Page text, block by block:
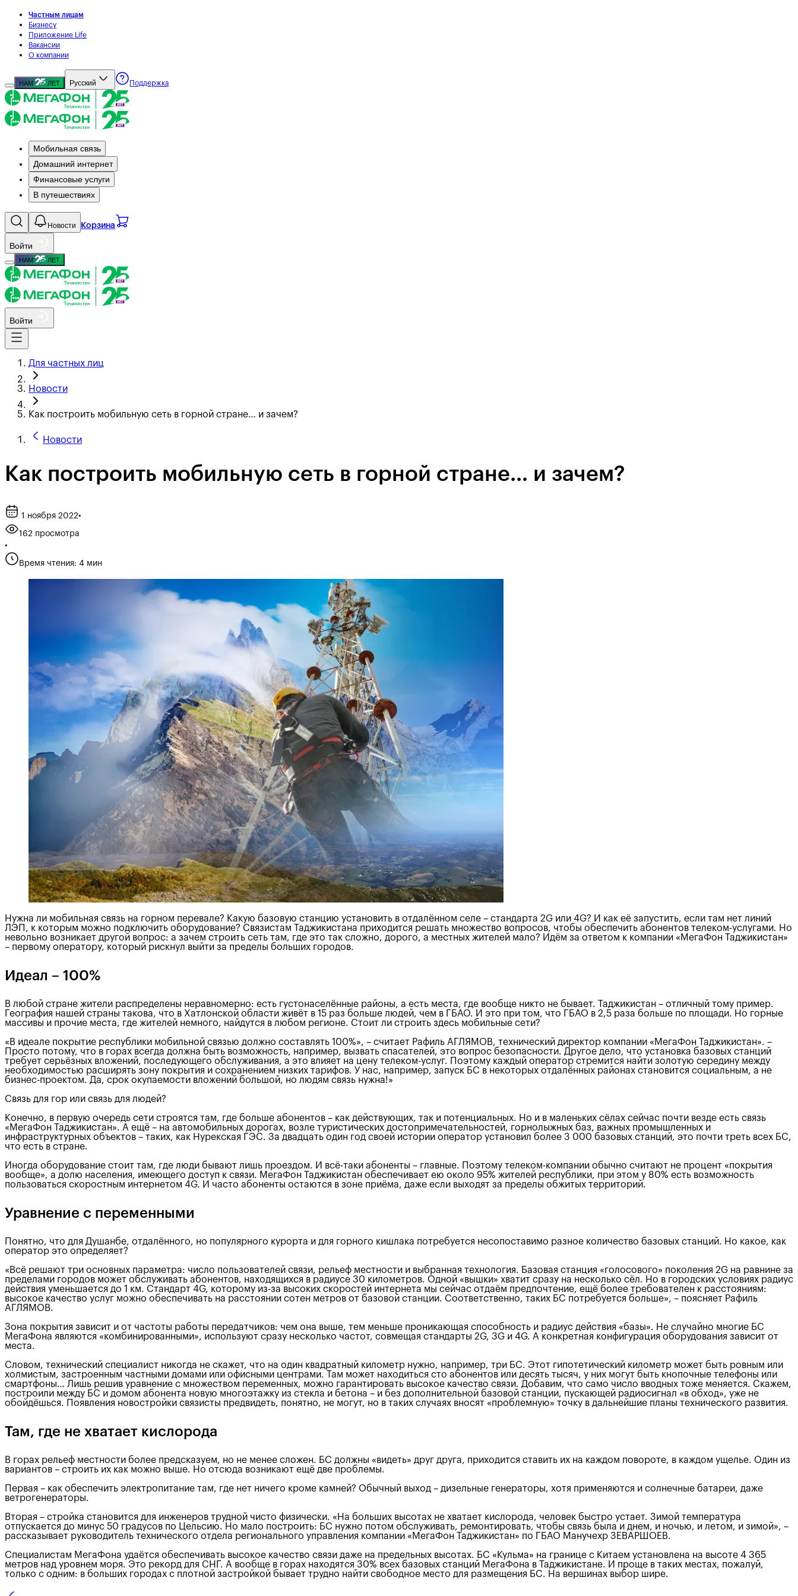
Частным лицам
Бизнесу
Приложение Life
Вакансии
О компании
НАМ ЛЕТ Русский Поддержка
Мобильная связь
Домашний интернет
Финансовые услуги
В путешествиях
Новости Корзина
Войти
НАМ ЛЕТ
Войти
Для частных лиц
Новости
Как построить мобильную сеть в горной стране… и зачем?
Новости
Как построить мобильную сеть в горной стране… и зачем?
1 ноября 2022•
162 просмотра
•
Время чтения: 4 мин
Нужна ли мобильная связь на горном перевале? Какую базовую станцию установить в отдалённом селе – стандарта 2G или 4G? И как её запустить, если там нет линий
ЛЭП, к которым можно подключить оборудование? Связистам Таджикистана приходится решать множество вопросов, чтобы обеспечить абонентов телеком-услугами. Но
невольно возникает другой вопрос: а зачем строить сеть там, где это так сложно, дорого, а местных жителей мало? Идём за ответом к компании «МегаФон Таджикистан»
– первому оператору, который рискнул выйти за пределы больших городов.
Идеал – 100%
В любой стране жители распределены неравномерно: есть густонаселённые районы, а есть места, где вообще никто не бывает. Таджикистан – отличный тому пример.
География нашей страны такова, что в Хатлонской области живёт в 15 раз больше людей, чем в ГБАО. И это при том, что ГБАО в 2,5 раза больше по площади. Но горные
массивы и прочие места, где жителей немного, найдутся в любом регионе. Стоит ли строить здесь мобильные сети?
«В идеале покрытие республики мобильной связью должно составлять 100%», – считает Рафиль АГЛЯМОВ, технический директор компании «МегаФон Таджикистан». –
Просто потому, что в горах всегда должна быть возможность, например, вызвать спасателей, это вопрос безопасности. Другое дело, что установка базовых станций
требует серьёзных вложений, последующего обслуживания, а это влияет на цену телеком-услуг. Поэтому каждый оператор стремится найти золотую середину между
необходимостью расширять зону покрытия и сохранением низких тарифов. У нас, например, запуск БС в некоторых отдалённых районах становится социальным, а не
бизнес-проектом. Да, срок окупаемости вложений большой, но людям связь нужна!»
Связь для гор или связь для людей?
Конечно, в первую очередь сети строятся там, где больше абонентов – как действующих, так и потенциальных. Но и в маленьких сёлах сейчас почти везде есть связь
«МегаФон Таджикистан». А ещё – на автомобильных дорогах, возле туристических достопримечательностей, горнолыжных баз, важных промышленных и
инфраструктурных объектов – таких, как Нурекская ГЭС. За двадцать один год своей истории оператор установил более 3 000 базовых станций, это почти треть всех БС,
что есть в стране.
Иногда оборудование стоит там, где люди бывают лишь проездом. И всё-таки абоненты – главные. Поэтому телеком-компании обычно считают не процент «покрытия
вообще», а долю населения, имеющего доступ к связи. МегаФон Таджикистан обеспечивает ею около 95% жителей республики, при этом у 80% есть возможность
пользоваться скоростным интернетом 4G. И часто абоненты остаются в зоне приёма, даже если выходят за пределы обжитых территорий.
Уравнение с переменными
Понятно, что для Душанбе, отдалённого, но популярного курорта и для горного кишлака потребуется несопоставимо разное количество базовых станций. Но какое, как
оператор это определяет?
«Всё решают три основных параметра: число пользователей связи, рельеф местности и выбранная технология. Базовая станция «голосового» поколения 2G на равнине за
пределами городов может обслуживать абонентов, находящихся в радиусе 30 километров. Одной «вышки» хватит сразу на несколько сёл. Но в городских условиях радиус
действия уменьшается до 1 км. Стандарт 4G, которому из-за высоких скоростей интернета мы сейчас отдаём предпочтение, ещё более требователен к расстояниям:
высокое качество услуг можно обеспечивать на расстоянии сотен метров от базовой станции. Соответственно, таких БС потребуется больше», – поясняет Рафиль
АГЛЯМОВ.
Зона покрытия зависит и от частоты работы передатчиков: чем она выше, тем меньше проникающая способность и радиус действия «базы». Не случайно многие БС
МегаФона являются «комбинированными», используют сразу несколько частот, совмещая стандарты 2G, 3G и 4G. А конкретная конфигурация оборудования зависит от
места.
Словом, технический специалист никогда не скажет, что на один квадратный километр нужно, например, три БС. Этот гипотетический километр может быть ровным или
холмистым, застроенным частными домами или офисными центрами. Там может находиться сто абонентов или десять тысяч, у них могут быть кнопочные телефоны или
смартфоны… Лишь решив уравнение с множеством переменных, можно гарантировать высокое качество связи. Добавим, что само число вводных тоже меняется. Скажем,
построили между БС и домом абонента новую многоэтажку из стекла и бетона – и без дополнительной базовой станции, пускающей радиосигнал «в обход», уже не
обойдёшься. Появления новостройки связисты предвидеть, понятно, не могут, но в таких случаях вносят «проблемную» точку в дальнейшие планы технического развития.
Там, где не хватает кислорода
В горах рельеф местности более предсказуем, но не менее сложен. БС должны «видеть» друг друга, приходится ставить их на каждом повороте, в каждом ущелье. Один из
вариантов – строить их как можно выше. Но отсюда возникают ещё две проблемы.
Первая – как обеспечить электропитание там, где нет ничего кроме камней? Обычный выход – дизельные генераторы, хотя применяются и солнечные батареи, даже
ветрогенераторы.
Вторая – стройка становится для инженеров трудной чисто физически. «На больших высотах не хватает кислорода, человек быстро устает. Зимой температура
отпускается до минус 50 градусов по Цельсию. Но мало построить: БС нужно потом обслуживать, ремонтировать, чтобы связь была и днем, и ночью, и летом, и зимой», –
рассказывает руководитель технического отдела регионального управления компании «МегаФон Таджикистан» по ГБАО Манучехр ЗЕВАРШОЕВ.
Специалистам МегаФона удаётся обеспечивать высокое качество связи даже на предельных высотах. БС «Кульма» на границе с Китаем установлена на высоте 4 365
метров над уровнем моря. Это рекорд для СНГ. А вообще в горах находятся 30% всех базовых станций МегаФона в Таджикистане. И проще в таких местах, пожалуй,
только с одним: в больших городах с плотной застройкой бывает трудно найти свободное место для размещения БС. На вершинах выбор шире.